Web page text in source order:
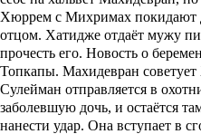
Хюррем с Михримах покидают
отцом. Хатидже отдаёт мужу
прочесть его. Новость о
Топкапы. Махидевран
Сулейман отправляется в
заболевшую дочь, и остаётся
нанести удар. Она вступает в